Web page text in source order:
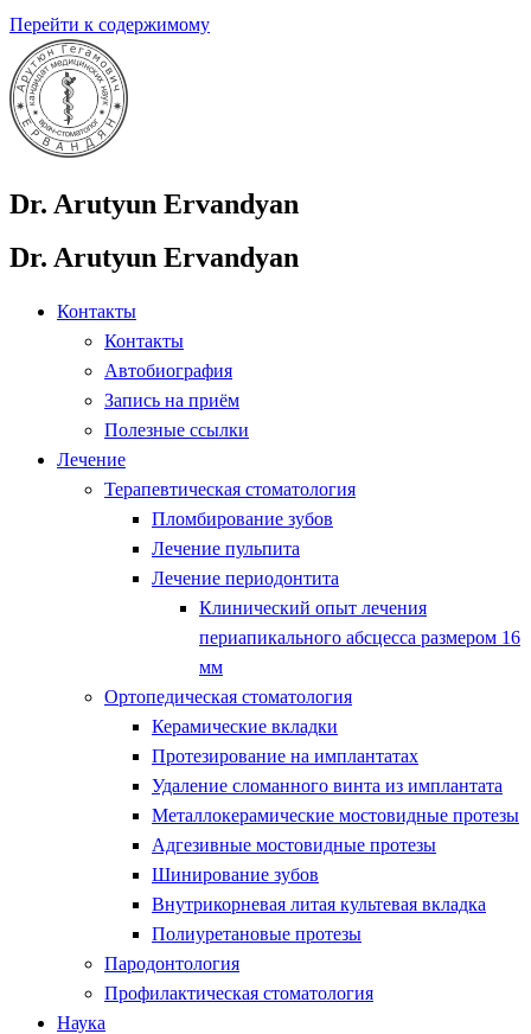
Перейти к содержимому
Dr. Arutyun Ervandyan
Dr. Arutyun Ervandyan
Контакты
Контакты
Автобиография
Запись на приём
Полезные ссылки
Лечение
Терапевтическая стоматология
Пломбирование зубов
Лечение пульпита
Лечение периодонтита
Клинический опыт лечения
периапикального абсцесса размером 16
мм
Ортопедическая стоматология
Керамические вкладки
Протезирование на имплантатах
Удаление сломанного винта из имплантата
Металлокерамические мостовидные протезы
Адгезивные мостовидные протезы
Шинирование зубов
Внутрикорневая литая культевая вкладка
Полиуретановые протезы
Пародонтология
Профилактическая стоматология
Наука